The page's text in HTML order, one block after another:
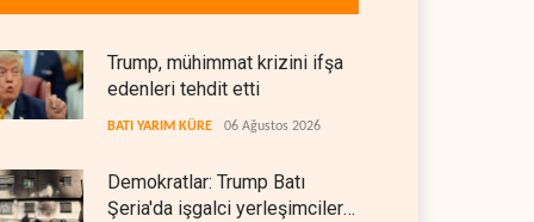
Trump, mühimmat krizini ifşa
edenleri tehdit etti
BATI YARIM KÜRE 06 Ağustos 2026
Demokratlar: Trump Batı
Şeria'da işgalci yerleşimcilere